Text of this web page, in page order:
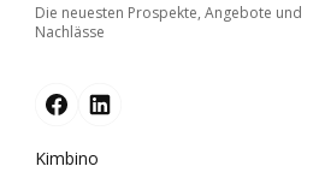
Die neuesten Prospekte, Angebote und
Nachlässe
Kimbino